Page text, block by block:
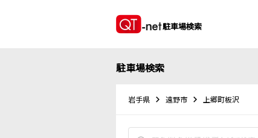
駐車場検索
駐車場検索
岩手県 遠野市 上郷町板沢